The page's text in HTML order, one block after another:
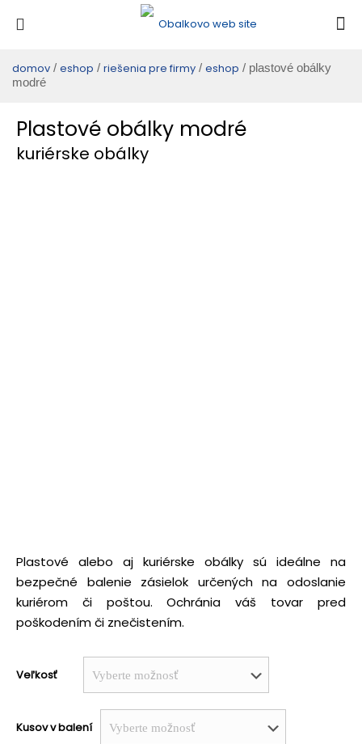
domov / eshop / riešenia pre firmy / eshop / plastové obálky
modré
Plastové obálky modré
kuriérske obálky
Plastové alebo aj kuriérske obálky sú ideálne na
bezpečné balenie zásielok určených na odoslanie
kuriérom či poštou. Ochránia váš tovar pred
poškodením či znečistením.
Veľkosť
Kusov v balení